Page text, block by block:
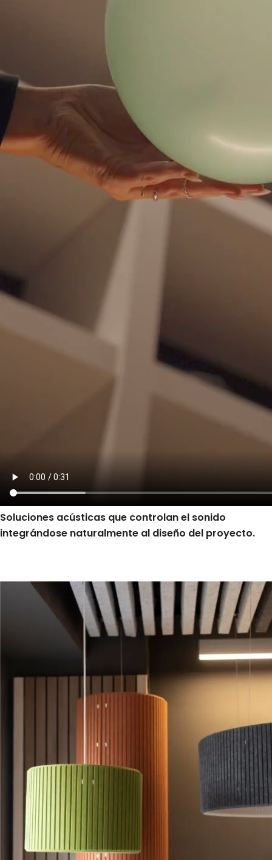
Soluciones acústicas que controlan el sonido
integrándose naturalmente al diseño del proyecto.